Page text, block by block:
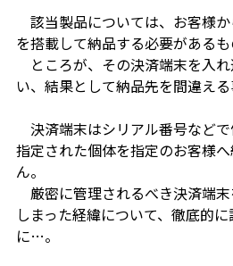
該当製品については、お客様
を搭載して納品する必要があるも
ところが、その決済端末を入
い、結果として納品先を間違え
決済端末はシリアル番号などで
指定された個体を指定のお客様
ん。
厳密に管理されるべき決済端
しまった経緯について、徹底的
に…。